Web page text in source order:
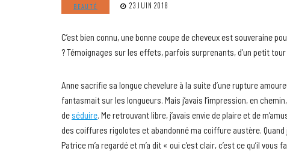
BEAUTÉ 23 JUIN 2018
C’est bien connu, une bonne coupe de cheveux est souveraine
? Témoignages sur les effets, parfois surprenants, d’un petit tour
Anne sacrifie sa longue chevelure à la suite d’une rupture
fantasmait sur les longueurs. Mais j’avais l’impression, en
de séduire . Me retrouvant libre, j’avais envie de plaire et de
des coiffures rigolotes et abandonné ma coiffure austère.
Patrice m’a regardé et m’a dit « oui c’est clair, c’est ce qu’il vous